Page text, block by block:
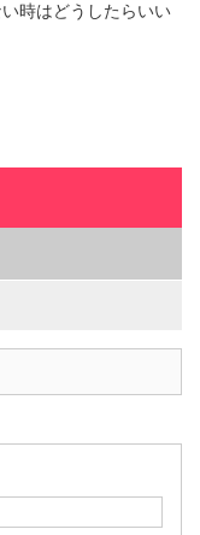
時はどうしたらいい